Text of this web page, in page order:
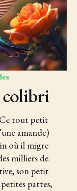
colibri
tout petit
amande)
où il migre
milliers de
son petit
petites pattes,